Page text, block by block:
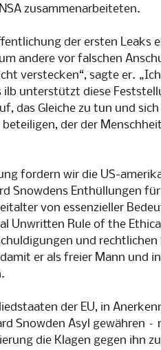
zusammenarbeiteten.
der ersten Leaks
andere vor falschen
verstecken“, sagte er.
ilb unterstützt diese
das Gleiche zu tun und
der der
fordern wir die US-
Snowdens Enthüllungen
von essenzieller
Unwritten Rule of the
und rechtlichen
er als freier Mann und
der EU, in
Snowden Asyl gewähren –
die Klagen gegen ihn